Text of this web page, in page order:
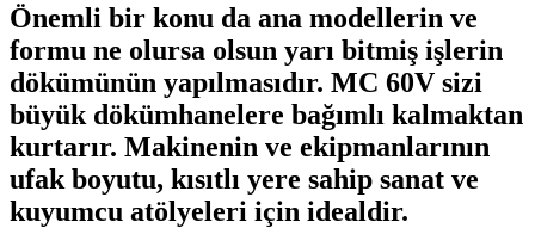
Önemli bir konu da ana modellerin ve
formu ne olursa olsun yarı bitmiş işlerin
dökümünün yapılmasıdır. MC 60V sizi
büyük dökümhanelere bağımlı kalmaktan
kurtarır. Makinenin ve ekipmanlarının
ufak boyutu, kısıtlı yere sahip sanat ve
kuyumcu atölyeleri için idealdir.